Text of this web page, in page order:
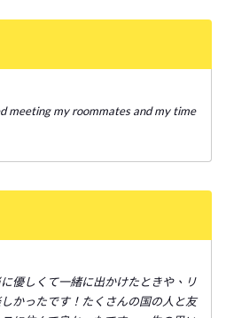
meeting my roommates and my time
優しくて一緒に出かけたときや、リ
かったです！たくさんの国の人と友